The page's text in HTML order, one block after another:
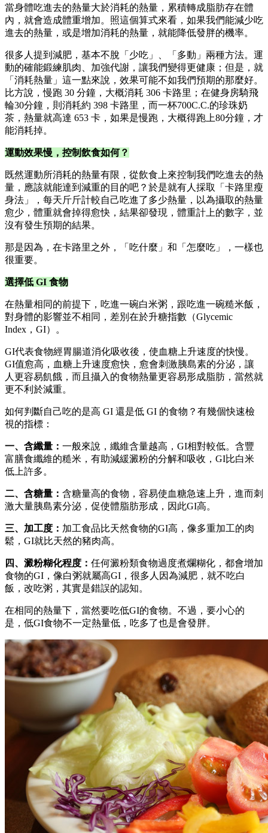
當身體吃進去的熱量大於消耗的熱量，累積轉成脂肪存在體
內，就會造成體重增加。照這個算式來看，如果我們能減少吃
進去的熱量，或是增加消耗的熱量，就能降低發胖的機率。
很多人提到減肥，基本不脫「少吃」、「多動」兩種方法。運
動的確能鍛練肌肉、加強代謝，讓我們變得更健康；但是，就
「消耗熱量」這一點來說，效果可能不如我們預期的那麼好。
比方說，慢跑 30 分鐘，大概消耗 306 卡路里；在健身房騎飛
輪30分鐘，則消耗約 398 卡路里，而一杯700C.C.的珍珠奶
茶，熱量就高達 653 卡，如果是慢跑，大概得跑上80分鐘，才
能消耗掉。
運動效果慢，控制飲食如何？
既然運動所消耗的熱量有限，從飲食上來控制我們吃進去的熱
量，應該就能達到減重的目的吧？於是就有人採取「卡路里瘦
身法」，每天斤斤計較自己吃進了多少熱量，以為攝取的熱量
愈少，體重就會掉得愈快，結果卻發現，體重計上的數字，並
沒有發生預期的結果。
那是因為，在卡路里之外，「吃什麼」和「怎麼吃」，一樣也
很重要。
選擇低 GI 食物
在熱量相同的前提下，吃進一碗白米粥，跟吃進一碗糙米飯，
對身體的影響並不相同，差別在於升糖指數（Glycemic
Index，GI）。
GI代表食物經胃腸道消化吸收後，使血糖上升速度的快慢。
GI值愈高，血糖上升速度愈快，愈會刺激胰島素的分泌，讓
人更容易飢餓，而且攝入的食物熱量更容易形成脂肪，當然就
更不利於減重。
如何判斷自己吃的是高 GI 還是低 GI 的食物？有幾個快速檢
視的指標：
一、含纖量： 一般來說，纖維含量越高，GI相對較低。含豐
富膳食纖維的糙米，有助減緩澱粉的分解和吸收，GI比白米
低上許多。
二、含糖量： 含糖量高的食物，容易使血糖急速上升，進而刺
激大量胰島素分泌，促使體脂肪形成，因此GI高。
三、加工度： 加工食品比天然食物的GI高，像多重加工的肉
鬆，GI就比天然的豬肉高。
四、澱粉糊化程度： 任何澱粉類食物過度煮爛糊化，都會增加
食物的GI，像白粥就屬高GI，很多人因為減肥，就不吃白
飯，改吃粥，其實是錯誤的認知。
在相同的熱量下，當然要吃低GI的食物。不過，要小心的
是，低GI食物不一定熱量低，吃多了也是會發胖。